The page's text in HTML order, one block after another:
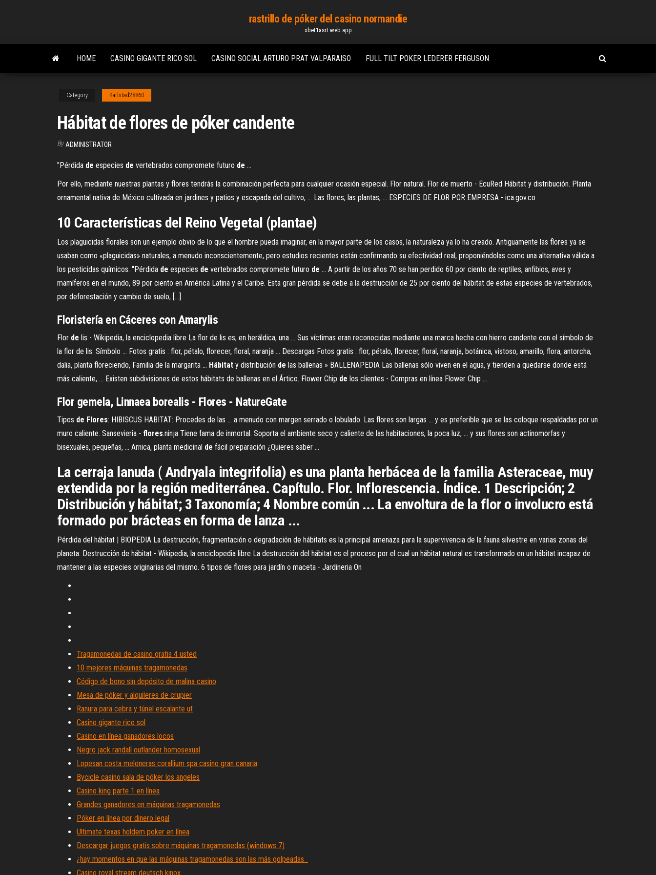
content
rastrillo de póker del casino normandie
xbet1asrt.web.app
HOME CASINO GIGANTE RICO SOL CASINO SOCIAL ARTURO PRAT VALPARAISO FULL TILT POKER LEDERER FERGUSON
Category Karlstad28860
Hábitat de flores de póker candente
By ADMINISTRATOR
"Pérdida de especies de vertebrados compromete futuro de ...
Por ello, mediante nuestras plantas y flores tendrás la combinación perfecta para cualquier ocasión especial. Flor natural. Flor de muerto - EcuRed Hábitat y distribución. Planta
ornamental nativa de México cultivada en jardines y patios y escapada del cultivo, ... Las flores, las plantas, ... ESPECIES DE FLOR POR EMPRESA - ica.gov.co
10 Características del Reino Vegetal (plantae)
Los plaguicidas florales son un ejemplo obvio de lo que el hombre pueda imaginar, en la mayor parte de los casos, la naturaleza ya lo ha creado. Antiguamente las flores ya se
usaban como «plaguicidas» naturales, a menudo inconscientemente, pero estudios recientes están confirmando su efectividad real, proponiéndolas como una alternativa válida a
los pesticidas químicos. "Pérdida de especies de vertebrados compromete futuro de ... A partir de los años 70 se han perdido 60 por ciento de reptiles, anfibios, aves y
mamíferos en el mundo, 89 por ciento en América Latina y el Caribe. Esta gran pérdida se debe a la destrucción de 25 por ciento del hábitat de estas especies de vertebrados,
por deforestación y cambio de suelo, […]
Floristería en Cáceres con Amarylis
Flor de lis - Wikipedia, la enciclopedia libre La flor de lis es, en heráldica, una ... Sus víctimas eran reconocidas mediante una marca hecha con hierro candente con el símbolo de
la flor de lis. Símbolo ... Fotos gratis : flor, pétalo, florecer, floral, naranja ... Descargas Fotos gratis : flor, pétalo, florecer, floral, naranja, botánica, vistoso, amarillo, flora, antorcha,
dalia, planta floreciendo, Familia de la margarita ... Hábitat y distribución de las ballenas » BALLENAPEDIA Las ballenas sólo viven en el agua, y tienden a quedarse donde está
más caliente, ... Existen subdivisiones de estos hábitats de ballenas en el Ártico. Flower Chip de los clientes - Compras en línea Flower Chip ...
Flor gemela, Linnaea borealis - Flores - NatureGate
Tipos de Flores: HIBISCUS HABITAT: Procedes de las ... a menudo con margen serrado o lobulado. Las flores son largas ... y es preferible que se las coloque respaldadas por un
muro caliente. Sansevieria - flores.ninja Tiene fama de inmortal. Soporta el ambiente seco y caliente de las habitaciones, la poca luz, ... y sus flores son actinomorfas y
bisexuales, pequeñas, ... Arnica, planta medicinal de fácil preparación ¿Quieres saber ...
La cerraja lanuda ( Andryala integrifolia) es una planta herbácea de la familia Asteraceae, muy
extendida por la región mediterránea. Capítulo. Flor. Inflorescencia. Índice. 1 Descripción; 2
Distribución y hábitat; 3 Taxonomía; 4 Nombre común ... La envoltura de la flor o involucro está
formado por brácteas en forma de lanza ...
Pérdida del hábitat | BIOPEDIA La destrucción, fragmentación o degradación de hábitats es la principal amenaza para la supervivencia de la fauna silvestre en varias zonas del
planeta. Destrucción de hábitat - Wikipedia, la enciclopedia libre La destrucción del hábitat es el proceso por el cual un hábitat natural es transformado en un hábitat incapaz de
mantener a las especies originarias del mismo. 6 tipos de flores para jardín o maceta - Jardineria On
Tragamonedas de casino gratis 4 usted
10 mejores máquinas tragamonedas
Código de bono sin depósito de malina casino
Mesa de póker y alquileres de crupier
Ranura para cebra y túnel escalante ut
Casino gigante rico sol
Casino en línea ganadores locos
Negro jack randall outlander homosexual
Lopesan costa meloneras corallium spa casino gran canaria
Bycicle casino sala de póker los angeles
Casino king parte 1 en línea
Grandes ganadores en máquinas tragamonedas
Póker en línea por dinero legal
Ultimate texas holdem poker en línea
Descargar juegos gratis sobre máquinas tragamonedas (windows 7)
¿hay momentos en que las máquinas tragamonedas son las más golpeadas_
Casino royal stream deutsch kinox